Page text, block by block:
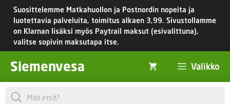
Siirry
sisältöön
Suosittelemme Matkahuollon ja Postnordin nopeita ja
luotettavia palveluita, toimitus alkaen 3,99. Sivustollamme
on Klarnan lisäksi myös Paytrail maksut (esivalittuna),
valitse sopivin maksutapa itse.
Siemenvesa Valikko
Products
search